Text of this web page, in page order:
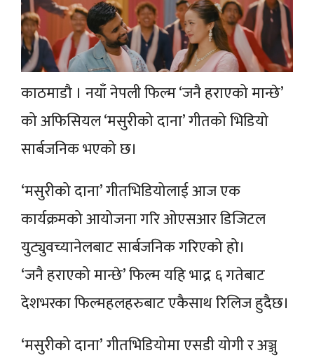
काठमाडौ । नयाँ नेपली फिल्म ‘जनै हराएको मान्छे’
को अफिसियल ‘मसुरीको दाना’ गीतको भिडियो
सार्बजनिक भएको छ।
‘मसुरीको दाना’ गीतभिडियोलाई आज एक
कार्यक्रमको आयोजना गरि ओएसआर डिजिटल
युट्युवच्यानेलबाट सार्बजनिक गरिएको हो।
‘जनै हराएको मान्छे’ फिल्म यहि भाद्र ६ गतेबाट
देशभरका फिल्महलहरुबाट एकैसाथ रिलिज हुदैछ।
‘मसुरीको दाना’ गीतभिडियोमा एसडी योगी र अञ्जु